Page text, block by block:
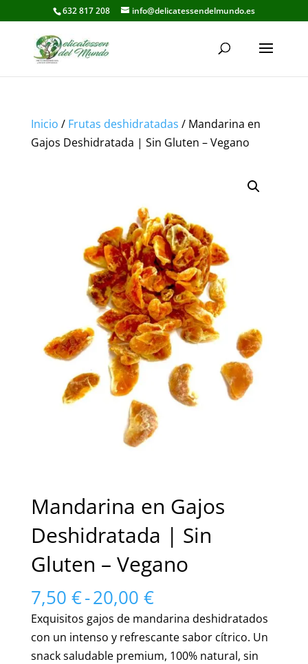
632 817 208 info@delicatessendelmundo.es
Inicio / Frutas deshidratadas / Mandarina en
Gajos Deshidratada | Sin Gluten – Vegano
Mandarina en Gajos
Deshidratada | Sin
Gluten – Vegano
7,50 €-20,00 €Rango
de
precios:
desde
Exquisitos gajos de mandarina deshidratados
con un intenso y refrescante sabor cítrico. Un
snack saludable premium, 100% natural, sin